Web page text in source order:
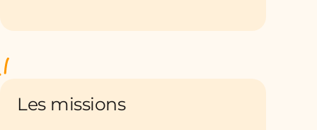
Les missions